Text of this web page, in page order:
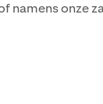
namens onze